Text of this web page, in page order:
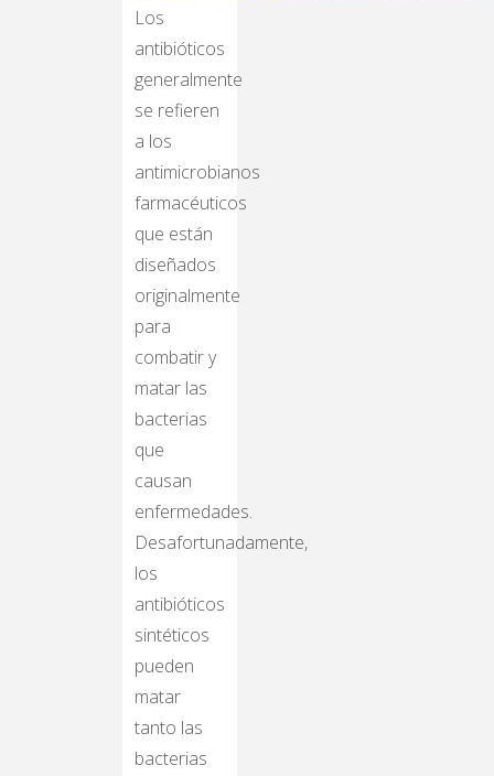
Los
antibióticos
generalmente
se refieren
a los
antimicrobianos
farmacéuticos
que están
diseñados
originalmente
para
combatir y
matar las
bacterias
que
causan
enfermedades.
Desafortunadamente,
los
antibióticos
sintéticos
pueden
matar
tanto las
bacterias